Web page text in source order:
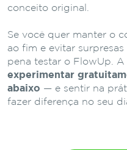
conceito original.
Se você quer manter o
ao fim e evitar
pena testar o FlowUp.
experimentar
abaixo — e sentir na
fazer diferença no seu